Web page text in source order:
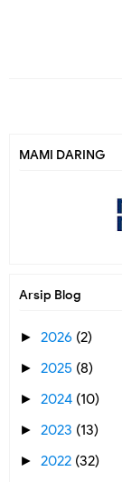
MAMI DARING
Arsip Blog
► 2026 (2)
► 2025 (8)
► 2024 (10)
► 2023 (13)
► 2022 (32)